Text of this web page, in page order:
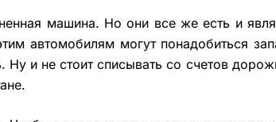
машина. Но они все же есть и
автомобилям могут понадобиться
и не стоит списывать со счетов